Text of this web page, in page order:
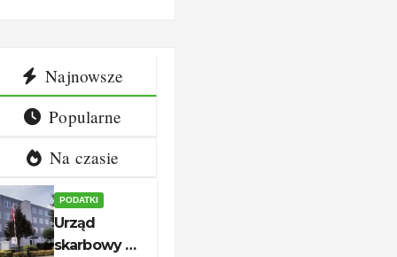
Najnowsze
Popularne
Na czasie
PODATKI
Urząd
skarbowy w